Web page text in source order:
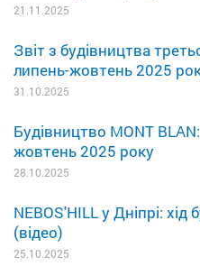
21.11.2025
Звіт з будівництва
липень-жовтень 2025
31.10.2025
Будівництво MONT
жовтень 2025 року
28.10.2025
NEBOS'HILL у Дніпрі:
(відео)
25.10.2025